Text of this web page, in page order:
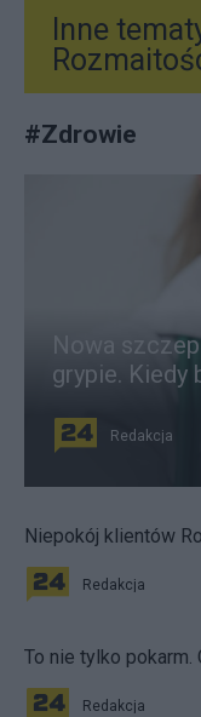
Inne
#Zdrowie
Nowa
grypie. Kiedy
Redakcja
Niepokój klientów
Redakcja
To nie tylko pokarm.
Redakcja